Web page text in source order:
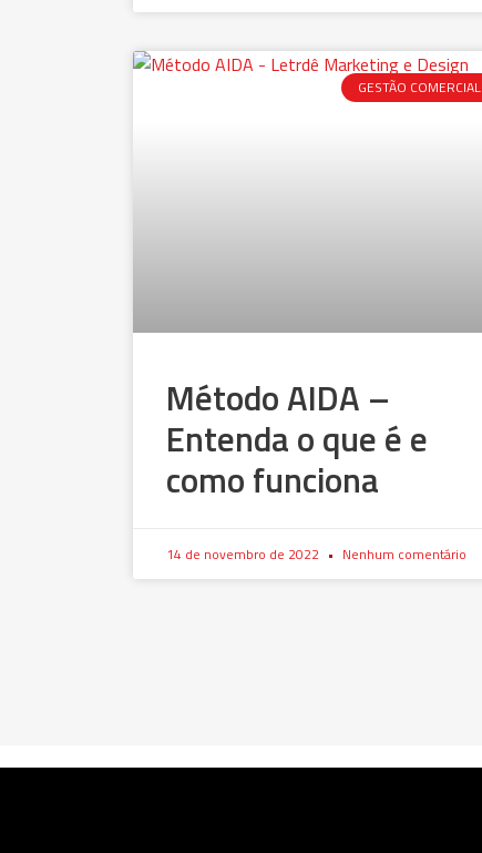
GESTÃO COMERCIAL
Método AIDA –
Entenda o que é e
como funciona
14 de novembro de 2022 Nenhum comentário